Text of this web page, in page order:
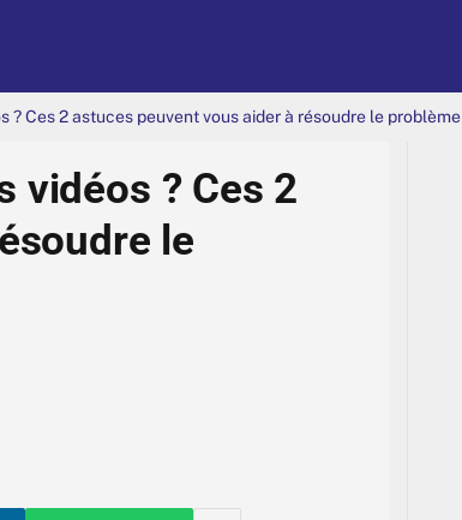
? Ces 2 astuces peuvent vous aider à résoudre le problème
vidéos ? Ces 2
le